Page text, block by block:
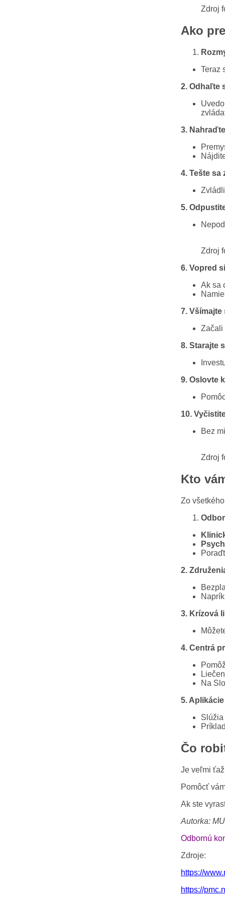
Zdroj
Ako
Teraz
2. Odhaľte
3.
4. Tešte sa
5.
Zdroj
6. Vopred
Ak sa
7. Všímajte
Začali
8. Starajte
9. Oslovte
10.
Bez
Zdroj
Kto
Zo
2.
3. Krízová
4. Centrá
Na
5.
Slúžia
Čo
Je veľmi
Pomôcť
Ak ste
Autorka:
Odbornú
Zdroje:
https://
https://